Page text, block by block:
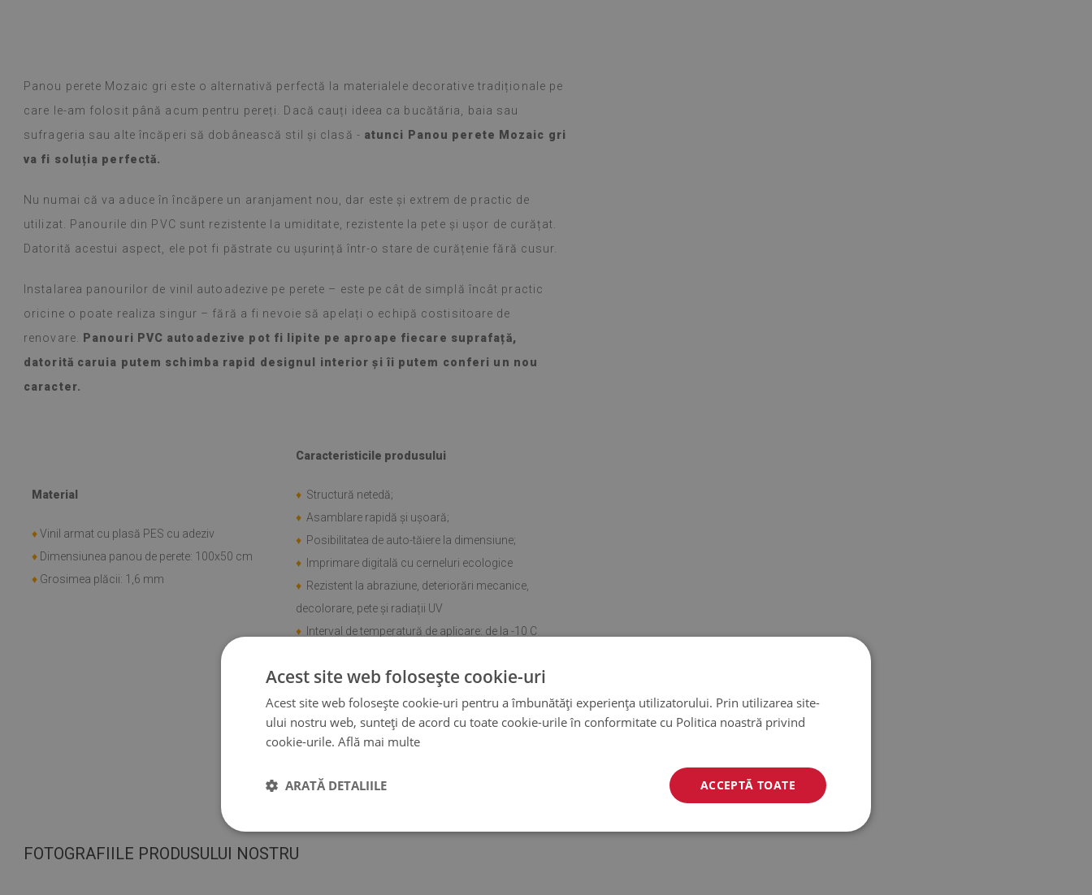
Panou perete Mozaic gri este o alternativă perfectă la materialele decorative tradiționale pe
care le-am folosit până acum pentru pereți. Dacă cauți ideea ca bucătăria, baia sau
sufrageria sau alte încăperi să dobânească stil și clasă - atunci Panou perete Mozaic gri
va fi soluția perfectă.
Nu numai că va aduce în încăpere un aranjament nou, dar este și extrem de practic de
utilizat. Panourile din PVC sunt rezistente la umiditate, rezistente la pete și ușor de curățat.
Datorită acestui aspect, ele pot fi păstrate cu ușurință într-o stare de curățenie fără cusur.
Instalarea panourilor de vinil autoadezive pe perete – este pe cât de simplă încât practic
oricine o poate realiza singur – fără a fi nevoie să apelați o echipă costisitoare de
renovare. Panouri PVC autoadezive pot fi lipite pe aproape fiecare suprafață,
datorită caruia putem schimba rapid designul interior și îi putem conferi un nou
caracter.
Material
♦Vinil armat cu plasă PES cu adeziv
♦ Dimensiunea panou de perete: 100x50 cm
♦ Grosimea plăcii: 1,6 mm
Caracteristicile produsului
♦ Structură netedă;
♦ Asamblare rapidă și ușoară;
♦ Posibilitatea de auto-tăiere la dimensiune;
♦ Imprimare digitală cu cerneluri ecologice
♦ Rezistent la abraziune, deteriorări mecanice,
decolorare, pete și radiații UV
♦ Interval de temperatură de aplicare: de la -10 C
♦Spații interioare;
Pot fi lipite de panouri, gresie, metal sau
FOTOGRAFIILE PRODUSULUI NOSTRU
Acest site web folosește cookie-uri
Acest site web folosește cookie-uri pentru a îmbunătăți experiența utilizatorului. Prin utilizarea site-
ului nostru web, sunteți de acord cu toate cookie-urile în conformitate cu Politica noastră privind
cookie-urile. Află mai multe
ACCEPTĂ TOATE
ARATĂ DETALIILE